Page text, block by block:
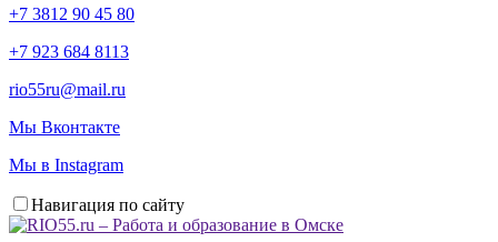
+7 3812 90 45 80
+7 923 684 8113
rio55ru@mail.ru
Мы Вконтакте
Мы в Instagram
Навигация по сайту